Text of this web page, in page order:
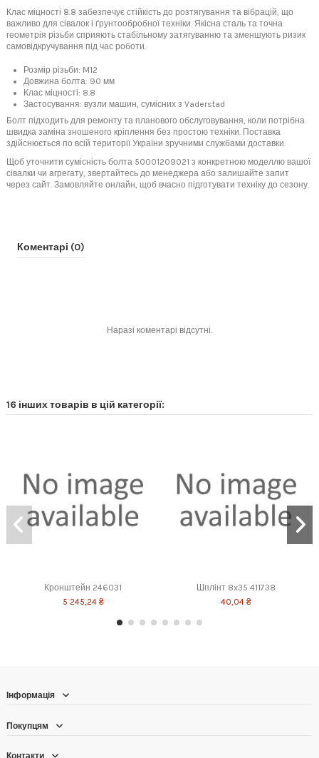
Клас міцності 8.8 забезпечує стійкість до розтягування та вібрацій, що
важливо для сівалок і ґрунтообробної техніки. Якісна сталь та точна
геометрія різьби сприяють стабільному затягуванню та зменшують ризик
самовідкручування під час роботи.
Розмір різьби: M12
Довжина болта: 90 мм
Клас міцності: 8.8
Застосування: вузли машин, сумісних з Vaderstad
Болт підходить для ремонту та планового обслуговування, коли потрібна
швидка заміна зношеного кріплення без простою техніки. Поставка
здійснюється по всій території України зручними службами доставки.
Щоб уточнити сумісність болта 50001209021 з конкретною моделлю вашої
сівалки чи агрегату, звертайтесь до менеджера або залишайте запит
через сайт. Замовляйте онлайн, щоб вчасно підготувати техніку до сезону.
Коментарі (0)
Наразі коментарі відсутні.
16 інших товарів в цій категорії:
Кронштейн 246031
5 245,24 ₴
Шплінт 8x35 411738
40,04 ₴
Інформація
Покупцям